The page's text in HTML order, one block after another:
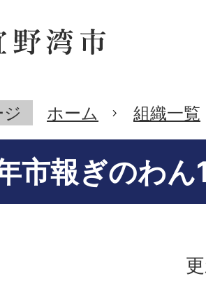
ホーム 組織一覧
市報ぎのわん